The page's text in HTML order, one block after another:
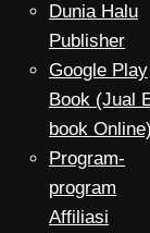
Dunia Halu
Publisher
Google Play
Book (Jual
book
Program-
program
Affiliasi